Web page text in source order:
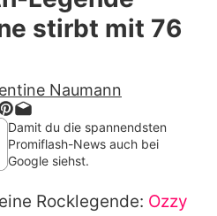
auf Promiflash
Richtlinien
stirbt mit 76
Naumann
Damit du die spannendsten
Promiflash-News auch bei
Google siehst.
Rocklegende: Ozzy